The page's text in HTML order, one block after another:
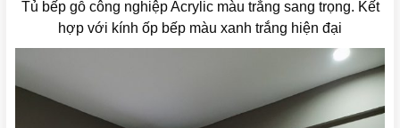
Tủ bếp gỗ công nghiệp Acrylic màu trắng sang trọng. Kết
hợp với kính ốp bếp màu xanh trắng hiện đại